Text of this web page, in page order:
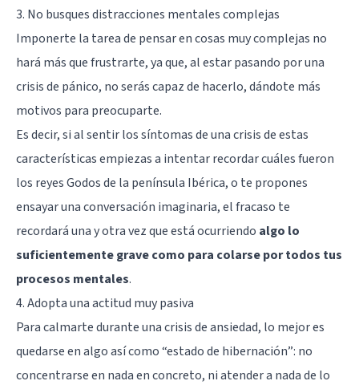
3. No busques distracciones mentales complejas
Imponerte la tarea de pensar en cosas muy complejas no
hará más que frustrarte, ya que, al estar pasando por una
crisis de pánico, no serás capaz de hacerlo, dándote más
motivos para preocuparte.
Es decir, si al sentir los síntomas de una crisis de estas
características empiezas a intentar recordar cuáles fueron
los reyes Godos de la península Ibérica, o te propones
ensayar una conversación imaginaria, el fracaso te
recordará una y otra vez que está ocurriendo algo lo
suficientemente grave como para colarse por todos tus
procesos mentales.
4. Adopta una actitud muy pasiva
Para calmarte durante una crisis de ansiedad, lo mejor es
quedarse en algo así como “estado de hibernación”: no
concentrarse en nada en concreto, ni atender a nada de lo